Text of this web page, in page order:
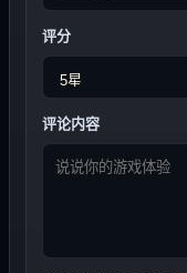
评分
评论内容